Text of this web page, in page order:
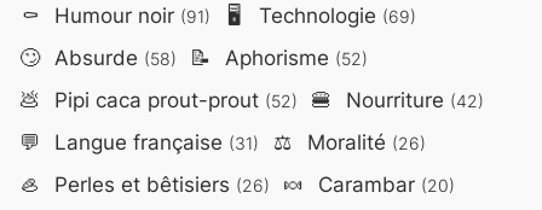
⚰️ Humour noir (91) 🖥️ Technologie (69)
🙄 Absurde (58) 📝 Aphorisme (52)
💩 Pipi caca prout-prout (52) 🍔 Nourriture (42)
💬 Langue française (31) ⚖️ Moralité (26)
🦪 Perles et bêtisiers (26) 🍬 Carambar (20)